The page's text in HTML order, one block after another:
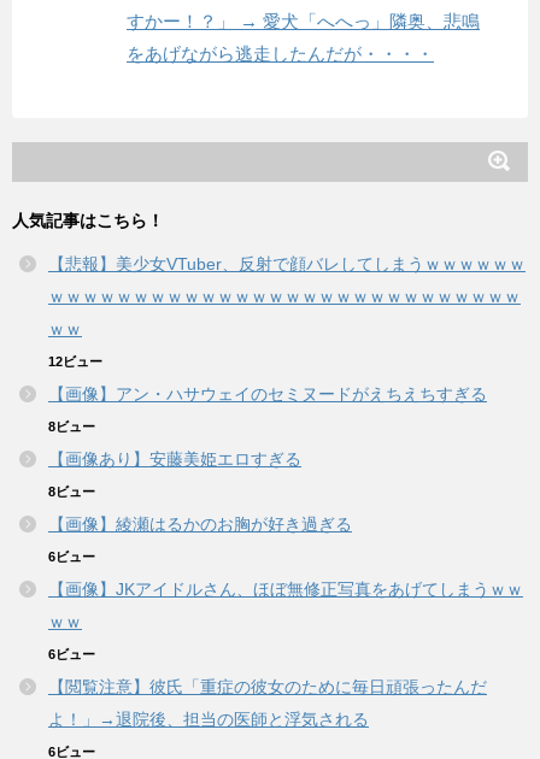
すかー！？」 → 愛犬「へへっ」隣奥、悲鳴
をあげながら逃走したんだが・・・・
人気記事はこちら！
【悲報】美少女VTuber、反射で顔バレしてしまうｗｗｗｗｗｗ
ｗｗｗｗｗｗｗｗｗｗｗｗｗｗｗｗｗｗｗｗｗｗｗｗｗｗｗｗ
ｗｗ
12ビュー
【画像】アン・ハサウェイのセミヌードがえちえちすぎる
8ビュー
【画像あり】安藤美姫エロすぎる
8ビュー
【画像】綾瀬はるかのお胸が好き過ぎる
6ビュー
【画像】JKアイドルさん、ほぼ無修正写真をあげてしまうｗｗ
ｗｗ
6ビュー
【閲覧注意】彼氏「重症の彼女のために毎日頑張ったんだ
よ！」→退院後、担当の医師と浮気される
6ビュー